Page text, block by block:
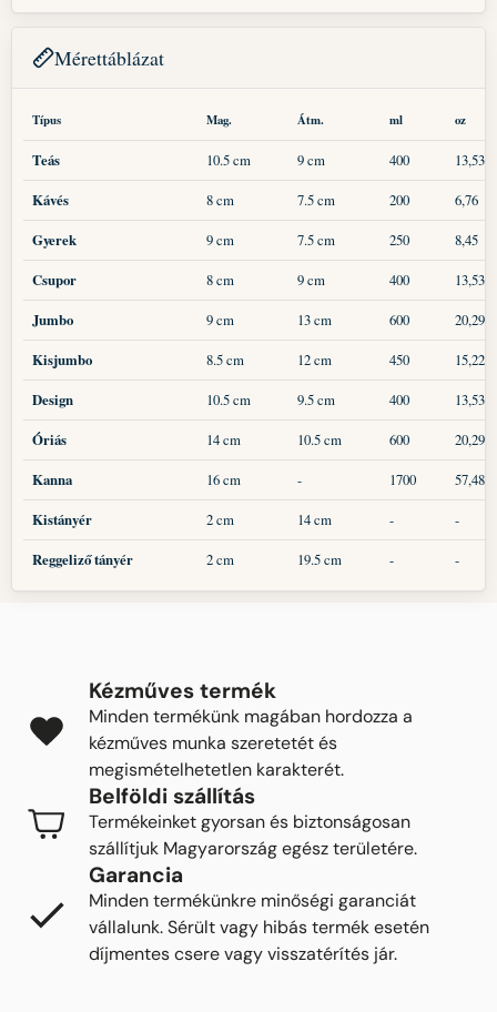
Mérettáblázat
Típus Mag. Átm. ml oz
Teás 10.5 cm 9 cm 400
13,53
Kávés
8 cm 7.5 cm 200
6,76
Gyerek
9 cm 7.5 cm 250
8,45
Csupor
8 cm 9 cm 400
13,53
Jumbo
9 cm 13 cm 600
20,29
Kisjumbo
8.5 cm 12 cm 450
15,22
Design
10.5 cm 9.5 cm 400
13,53
Óriás
14 cm 10.5 cm 600
20,29
Kanna
16 cm - 1700
57,48
Kistányér
2 cm 14 cm -
-
Reggeliző tányér
2 cm 19.5 cm - -
Kézműves termék
Minden termékünk magában hordozza a
kézműves munka szeretetét és
megismételhetetlen karakterét.
Belföldi szállítás
Termékeinket gyorsan és biztonságosan
szállítjuk Magyarország egész területére.
Garancia
Minden termékünkre minőségi garanciát
vállalunk. Sérült vagy hibás termék esetén
díjmentes csere vagy visszatérítés jár.